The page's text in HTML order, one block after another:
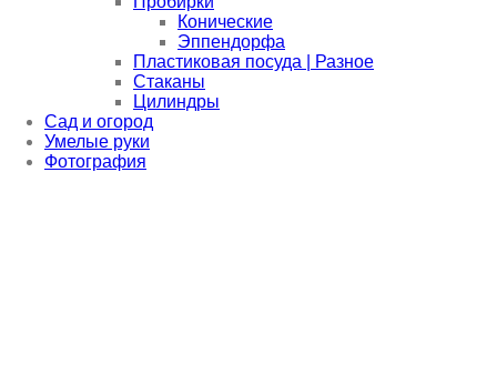
Конические
Эппендорфа
Пластиковая посуда | Разное
Стаканы
Цилиндры
Сад и огород
Умелые руки
Фотография